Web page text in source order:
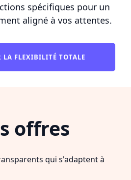
spécifiques pour un
aligné à vos attentes.
LA FLEXIBILITÉ TOTALE
offres
qui s'adaptent à